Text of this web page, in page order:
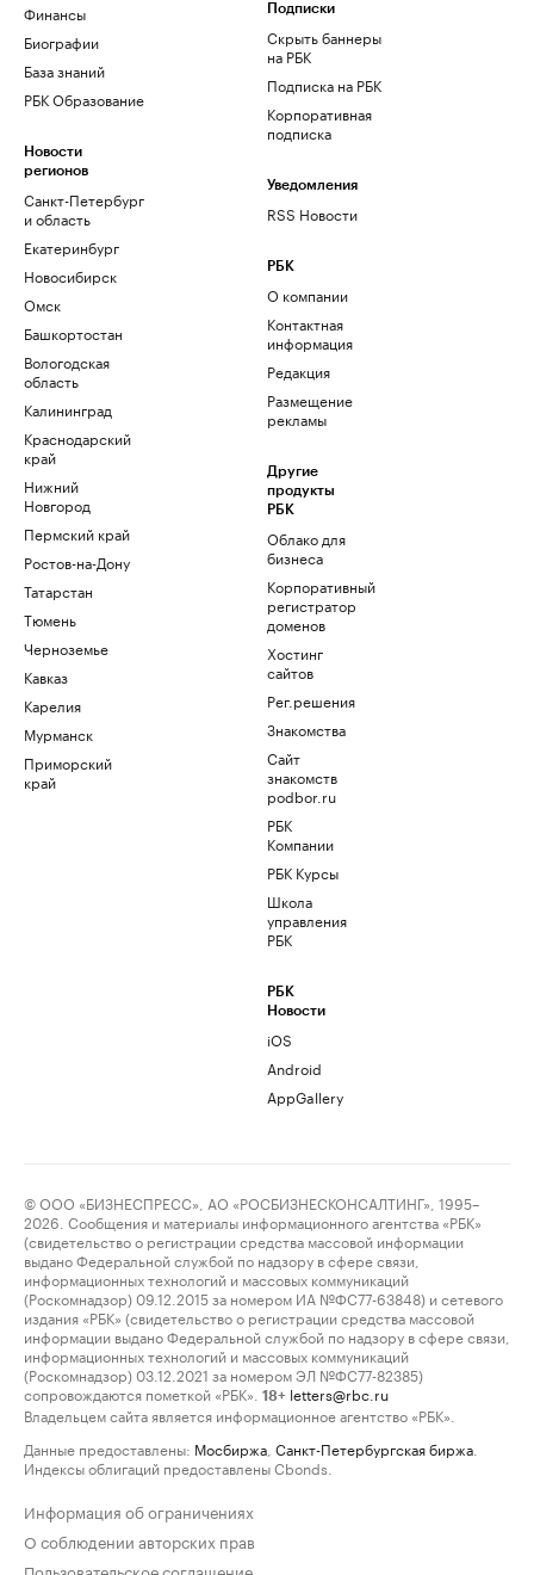
Финансы
Биографии
База знаний
РБК Образование
Новости
регионов
Санкт-Петербург
и область
Екатеринбург
Новосибирск
Омск
Башкортостан
Вологодская
область
Калининград
Краснодарский
край
Нижний
Новгород
Пермский край
Ростов-на-Дону
Татарстан
Тюмень
Черноземье
Кавказ
Карелия
Мурманск
Приморский
край
Подписки
Скрыть баннеры
на РБК
Подписка на РБК
Корпоративная
подписка
Уведомления
RSS Новости
РБК
О компании
Контактная
информация
Редакция
Размещение
рекламы
Другие
продукты
РБК
Облако для
бизнеса
Корпоративный
регистратор
доменов
Хостинг
сайтов
Рег.решения
Знакомства
Сайт
знакомств
podbor.ru
РБК
Компании
РБК Курсы
Школа
управления
РБК
РБК
Новости
iOS
Android
AppGallery
© ООО «БИЗНЕСПРЕСС», АО «РОСБИЗНЕСКОНСАЛТИНГ», 1995–
2026. Сообщения и материалы информационного агентства «РБК»
(свидетельство о регистрации средства массовой информации
выдано Федеральной службой по надзору в сфере связи,
информационных технологий и массовых коммуникаций
(Роскомнадзор) 09.12.2015 за номером ИА №ФС77-63848) и сетевого
издания «РБК» (свидетельство о регистрации средства массовой
информации выдано Федеральной службой по надзору в сфере связи,
информационных технологий и массовых коммуникаций
(Роскомнадзор) 03.12.2021 за номером ЭЛ №ФС77-82385)
сопровождаются пометкой «РБК».
18+ letters@rbc.ru
Владельцем сайта является информационное агентство «РБК».
Данные предоставлены: Мосбиржа Санкт-Петербургская биржа
Индексы облигаций предоставлены Cbonds.
Информация об ограничениях
О соблюдении авторских прав